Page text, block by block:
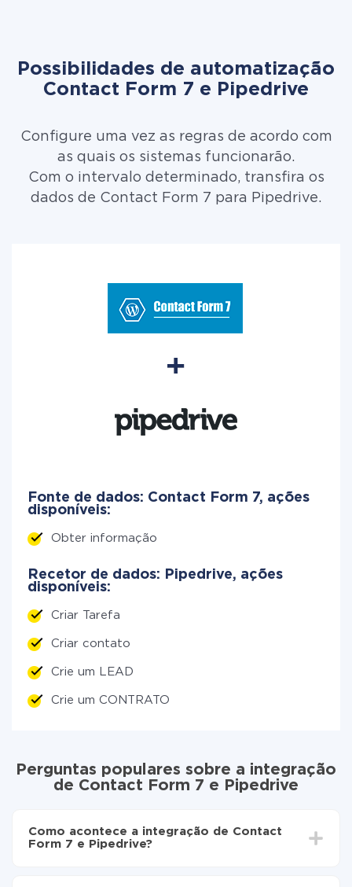
Possibilidades de automatização
Contact Form 7 e Pipedrive
Configure uma vez as regras de acordo com
as quais os sistemas funcionarão.
Com o intervalo determinado, transfira os
dados de Contact Form 7 para Pipedrive.
Fonte de dados: Contact Form 7, ações
disponíveis:
Obter informação
Recetor de dados: Pipedrive, ações
disponíveis:
Criar Tarefa
Criar contato
Crie um LEAD
Crie um CONTRATO
Perguntas populares sobre a integração
de Contact Form 7 e Pipedrive
Como acontece a integração de Contact
Form 7 e Pipedrive?